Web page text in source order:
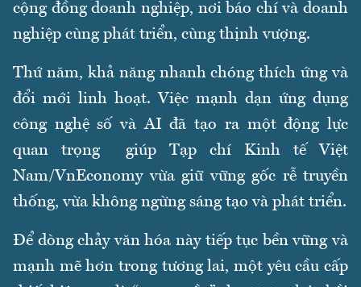
cộng đồng doanh nghiệp, nơi báo chí và doanh
nghiệp cùng phát triển, cùng thịnh vượng.
Thứ năm, khả năng nhanh chóng thích ứng và
đổi mới linh hoạt. Việc mạnh dạn ứng dụng
công nghệ số và AI đã tạo ra một động lực
quan trọng giúp Tạp chí Kinh tế Việt
Nam/VnEconomy vừa giữ vững gốc rễ truyền
thống, vừa không ngừng sáng tạo và phát triển.
Để dòng chảy văn hóa này tiếp tục bền vững và
mạnh mẽ hơn trong tương lai, một yêu cầu cấp